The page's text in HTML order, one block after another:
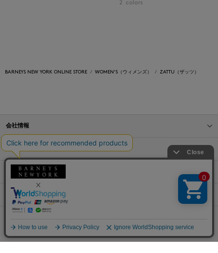
2 colors
BARNEYS NEW YORK ONLINE STORE WOMEN'S（ウィメンズ） ZATTU（ザッツ）
会社情報
オンラインストアショッピングガイド
店舗情報
サービス